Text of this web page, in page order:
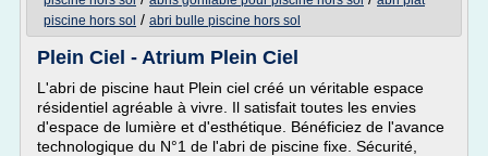
piscine hors sol / abri bulle piscine hors sol
Plein Ciel - Atrium Plein Ciel
L'abri de piscine haut Plein ciel créé un véritable espace
résidentiel agréable à vivre. Il satisfait toutes les envies
d'espace de lumière et d'esthétique. Bénéficiez de l'avance
technologique du N°1 de l'abri de piscine fixe. Sécurité,